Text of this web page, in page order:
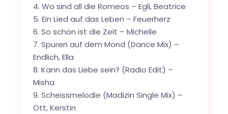
4. Wo sind all die Romeos – Egli, Beatrice
5. Ein Lied auf das Leben – Feuerherz
6. So schön ist die Zeit – Michelle
7. Spuren auf dem Mond (Dance Mix) –
Endlich, Ella
8. Kann das Liebe sein? (Radio Edit) –
Misha
9. Scheissmelodie (Madizin Single Mix) –
Ott, Kerstin